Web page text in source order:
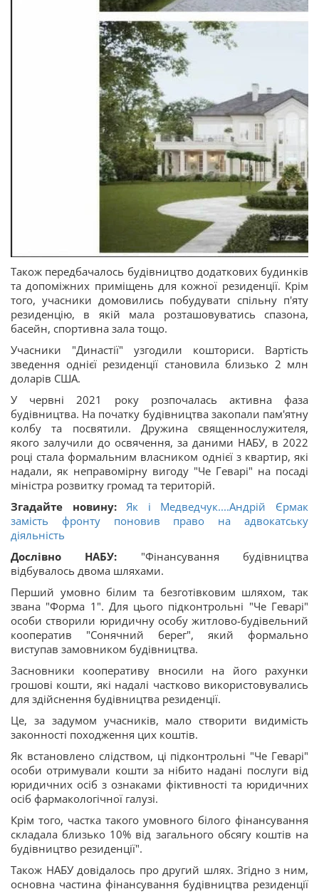
Також передбачалось будівництво додаткових будинків
та допоміжних приміщень для кожної резиденції. Крім
того, учасники домовились побудувати спільну п'яту
резиденцію, в якій мала розташовуватись спазона,
басейн, спортивна зала тощо.
Учасники "Династії" узгодили кошториси. Вартість
зведення однієї резиденції становила близько 2 млн
доларів США.
У червні 2021 року розпочалась активна фаза
будівництва. На початку будівництва закопали пам'ятну
колбу та посвятили. Дружина священнослужителя,
якого залучили до освячення, за даними НАБУ, в 2022
році стала формальним власником однієї з квартир, які
надали, як неправомірну вигоду "Че Геварі" на посаді
міністра розвитку громад та територій.
Згадайте новину: Як і Медведчук....Андрій Єрмак
замість фронту поновив право на адвокатську
діяльність
Дослівно НАБУ: "Фінансування будівництва
відбувалось двома шляхами.
Перший умовно білим та безготівковим шляхом, так
звана "Форма 1". Для цього підконтрольні "Че Геварі"
особи створили юридичну особу житлово-будівельний
кооператив "Сонячний берег", який формально
виступав замовником будівництва.
Засновники кооперативу вносили на його рахунки
грошові кошти, які надалі частково використовувались
для здійснення будівництва резиденції.
Це, за задумом учасників, мало створити видимість
законності походження цих коштів.
Як встановлено слідством, ці підконтрольні "Че Геварі"
особи отримували кошти за нібито надані послуги від
юридичних осіб з ознаками фіктивності та юридичних
осіб фармакологічної галузі.
Крім того, частка такого умовного білого фінансування
складала близько 10% від загального обсягу коштів на
будівництво резиденції".
Також НАБУ довідалось про другий шлях. Згідно з ним,
основна частина фінансування будівництва резиденції